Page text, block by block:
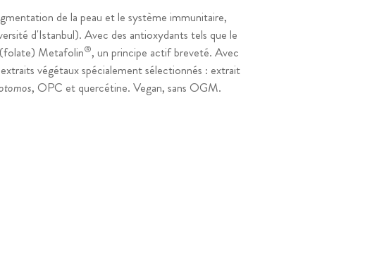
de la peau et le système immunitaire,
d'Istanbul). Avec des antioxydants tels que le
(folate) Metafolin®, un principe actif breveté. Avec
végétaux spécialement sélectionnés : extrait
, OPC et quercétine. Vegan, sans OGM.